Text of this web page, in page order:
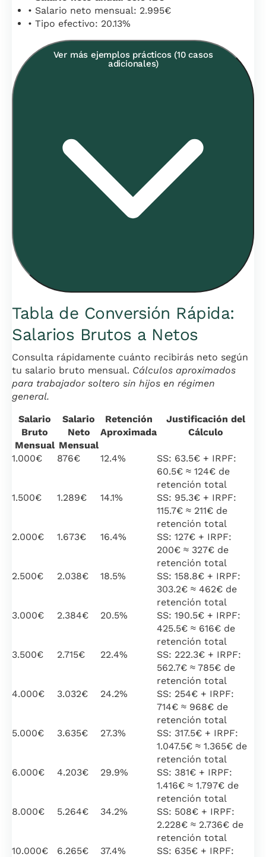
• Salario neto mensual: 2.995€
• Tipo efectivo: 20.13%
Ver más ejemplos prácticos (10 casos
adicionales)
Tabla de Conversión Rápida:
Salarios Brutos a Netos
Consulta rápidamente cuánto recibirás neto según
tu salario bruto mensual. Cálculos aproximados
para trabajador soltero sin hijos en régimen
general.
Salario
Bruto
Mensual
Salario
Neto
Mensual
Retención
Aproximada
Justificación del
Cálculo
1.000€ 876€ 12.4%
SS: 63.5€ + IRPF:
60.5€ ≈ 124€ de
retención total
1.500€
1.289€ 14.1%
SS: 95.3€ + IRPF:
115.7€ ≈ 211€ de
retención total
2.000€
1.673€ 16.4%
SS: 127€ + IRPF:
200€ ≈ 327€ de
retención total
2.500€
2.038€ 18.5%
SS: 158.8€ + IRPF:
303.2€ ≈ 462€ de
retención total
3.000€
2.384€ 20.5%
SS: 190.5€ + IRPF:
425.5€ ≈ 616€ de
retención total
3.500€
2.715€ 22.4%
SS: 222.3€ + IRPF:
562.7€ ≈ 785€ de
retención total
4.000€
3.032€ 24.2%
SS: 254€ + IRPF:
714€ ≈ 968€ de
retención total
5.000€
3.635€ 27.3%
SS: 317.5€ + IRPF:
1.047.5€ ≈ 1.365€ de
retención total
6.000€
4.203€ 29.9%
SS: 381€ + IRPF:
1.416€ ≈ 1.797€ de
retención total
8.000€
5.264€ 34.2%
SS: 508€ + IRPF:
2.228€ ≈ 2.736€ de
retención total
10.000€
6.265€ 37.4%
SS: 635€ + IRPF: